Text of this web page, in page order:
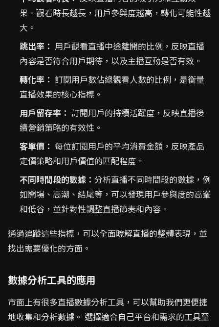
果。觀看時長越長，用戶參與度越高，轉化可能性越
大。
跳出率： 用戶觀看直播中途離開的比例，反映直播
內容是否符合用戶期待，以及主播互動是否有效。
轉化率： 訂閱用戶數佔總觀看人數的比例，是衡量
直播效果的核心指標。
用戶留存率： 訂閱用戶的持續活躍度，反映直播後
續營銷策略的有效性。
客單價： 每位訂閱用戶的平均消費金額，反映產品
定價策略和用戶價值的匹配程度。
不同時間段的數據： 分析直播不同時間段的數據，例
如開場、高潮、結尾等，可以發現用戶參與度的高峯
和低谷，並針對性調整直播節奏和內容。
通過追蹤這些指標，可以全面瞭解直播的整體表現，並
找出需要優化的方面。
數據分析工具的應用
市面上有很多直播數據分析工具，可以幫助我們更便捷
地收集和分析數據。 選擇適合自己平台和需求的工具至